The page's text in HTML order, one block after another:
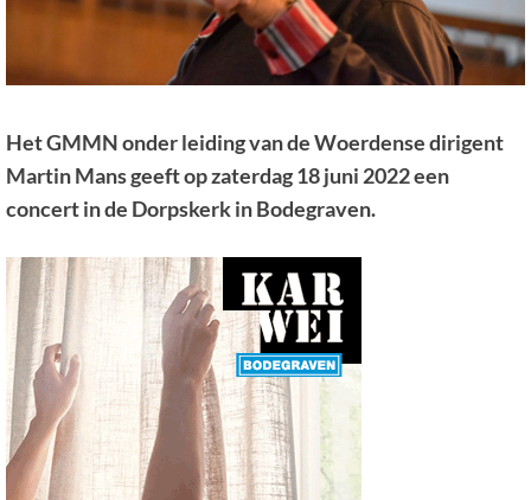
Het GMMN onder leiding van de Woerdense dirigent
Martin Mans geeft op zaterdag 18 juni 2022 een
concert in de Dorpskerk in Bodegraven.